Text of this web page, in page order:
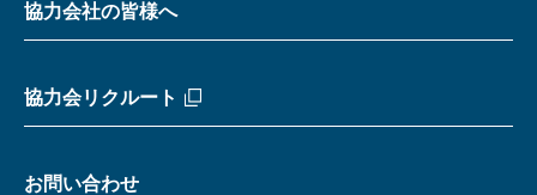
協力会社の皆様へ
協力会リクルート
お問い合わせ